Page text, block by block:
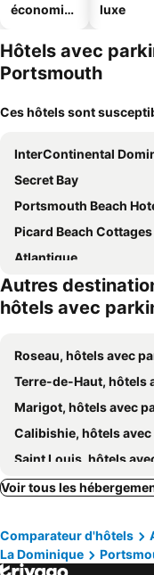
économiq
luxe
Hôtels avec
Portsmouth
Ces hôtels sont
InterContinental Dominica Cabrits Resort &
Secret Bay
Portsmouth Beach
Picard Beach Cottages
Atlantique
Mainroad Suite
Tamarind Tree Hotel
Roots Jungle Retreat
Autres
hôtels avec
Roseau, hôtels avec
Terre-de-Haut, hôtels avec
Marigot, hôtels avec
Calibishie, hôtels avec
Saint Louis, hôtels avec
Saint Joseph, hôtels avec
Vieille Case, hôtels avec
Salisbury, hôtels avec
Voir tous les
Comparateur d'hôtels
La Dominique